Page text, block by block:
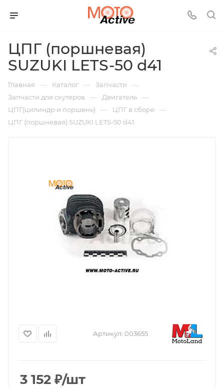
ЦПГ (поршневая)
SUZUKI LETS-50 d41
Главная — Каталог — Запчасти —
Запчасти для скутеров — Двигатель —
ЦПГ(цилиндр и поршень) — ЦПГ в сборе —
ЦПГ (поршневая) SUZUKI LETS-50 d41
Артикул: 003655
3 152 ₽/шт